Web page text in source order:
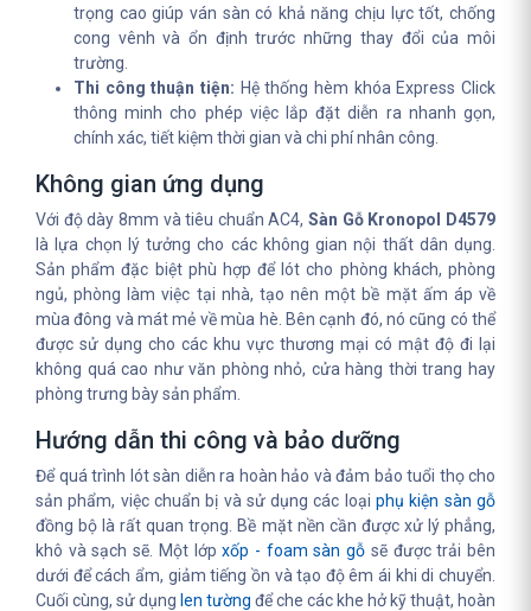
trọng cao giúp ván sàn có khả năng chịu lực tốt, chống
cong vênh và ổn định trước những thay đổi của môi
trường.
Thi công thuận tiện: Hệ thống hèm khóa Express Click
thông minh cho phép việc lắp đặt diễn ra nhanh gọn,
chính xác, tiết kiệm thời gian và chi phí nhân công.
Không gian ứng dụng
Với độ dày 8mm và tiêu chuẩn AC4,Sàn Gỗ Kronopol D4579
là lựa chọn lý tưởng cho các không gian nội thất dân dụng.
Sản phẩm đặc biệt phù hợp để lót cho phòng khách, phòng
ngủ, phòng làm việc tại nhà, tạo nên một bề mặt ấm áp về
mùa đông và mát mẻ về mùa hè. Bên cạnh đó, nó cũng có thể
được sử dụng cho các khu vực thương mại có mật độ đi lại
không quá cao như văn phòng nhỏ, cửa hàng thời trang hay
phòng trưng bày sản phẩm.
Hướng dẫn thi công và bảo dưỡng
Để quá trình lót sàn diễn ra hoàn hảo và đảm bảo tuổi thọ cho
sản phẩm, việc chuẩn bị và sử dụng các loạiphụ kiện sàn gỗ
đồng bộ là rất quan trọng. Bề mặt nền cần được xử lý phẳng,
khô và sạch sẽ. Một lớpxốp - foam sàn gỗ sẽ được trải bên
dưới để cách ẩm, giảm tiếng ồn và tạo độ êm ái khi di chuyển.
Cuối cùng, sử dụng len tường để che các khe hở kỹ thuật, hoàn